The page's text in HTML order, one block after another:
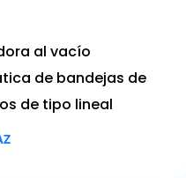
al vacío
de bandejas de
de tipo lineal